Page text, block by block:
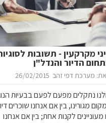
מקרקעין - תשובות
הדיור והנדל"ן
מערכת דפי זהב 26/02/2015
נתקלים מפעם לפעם בבעיות
מגורינו, בין אם אנחנו שוכרים
מעוניינים לקנות אחת; בין אם אנחנו